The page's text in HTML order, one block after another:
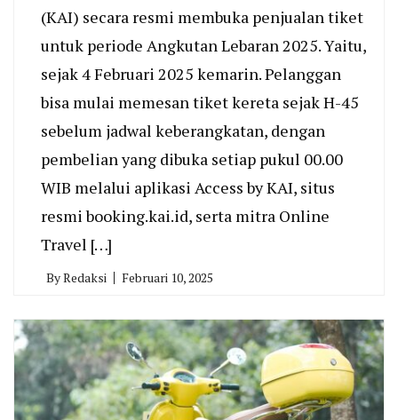
(KAI) secara resmi membuka penjualan tiket
untuk periode Angkutan Lebaran 2025. Yaitu,
sejak 4 Februari 2025 kemarin. Pelanggan
bisa mulai memesan tiket kereta sejak H-45
sebelum jadwal keberangkatan, dengan
pembelian yang dibuka setiap pukul 00.00
WIB melalui aplikasi Access by KAI, situs
resmi booking.kai.id, serta mitra Online
Travel […]
ByRedaksi Februari 10, 2025